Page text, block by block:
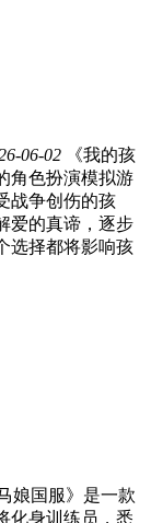
06-02
《我的孩
角色扮演模拟游
战争创伤的孩
爱的真谛，逐步
选择都将影响孩
娘国服》是一款
化身训练员，悉